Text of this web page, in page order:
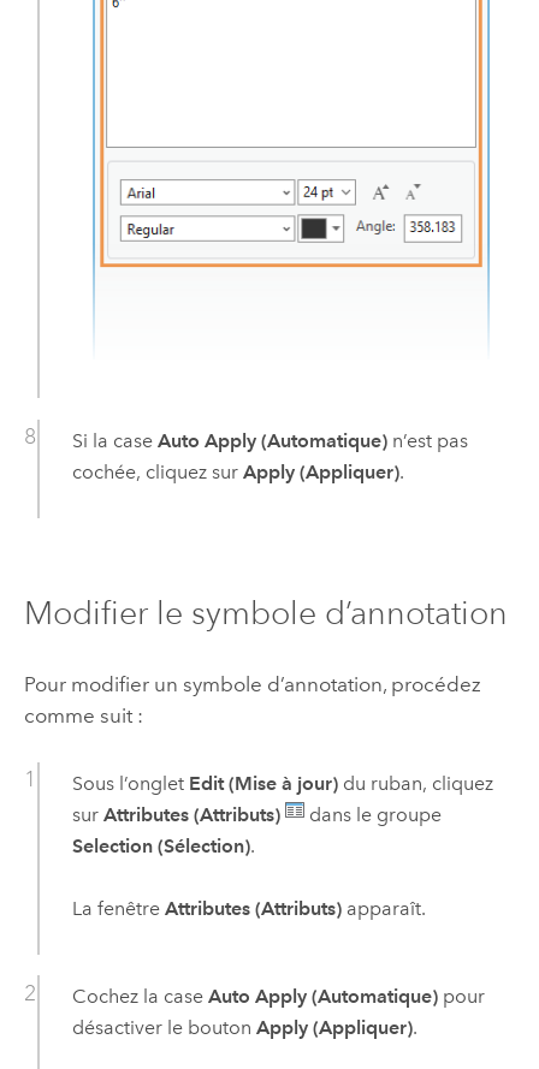
Si la case Auto Apply (Automatique)n’est pas
cochée, cliquez sur Apply (Appliquer).
Modifier le symbole d’annotation
Pour modifier un symbole d’annotation, procédez
comme suit :
Sous l’onglet Edit (Mise à jour)du ruban, cliquez
sur Attributes (Attributs)
dans le groupe
Selection (Sélection).
La fenêtre Attributes (Attributs)apparaît.
Cochez la case Auto Apply (Automatique)pour
désactiver le bouton Apply (Appliquer).